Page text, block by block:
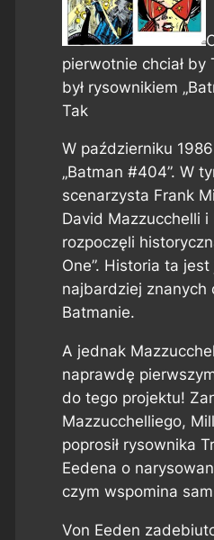
pierwotnie chciał by
był rysownikiem
Tak
W październiku
„Batman #404”. W
scenarzysta Frank
David Mazzucchelli
rozpoczęli
One”. Historia ta
najbardziej znanych
Batmanie.
A jednak
naprawdę
do tego projektu!
Mazzucchelliego,
poprosił rysownika
Eedena o
czym wspomina
Von Eeden